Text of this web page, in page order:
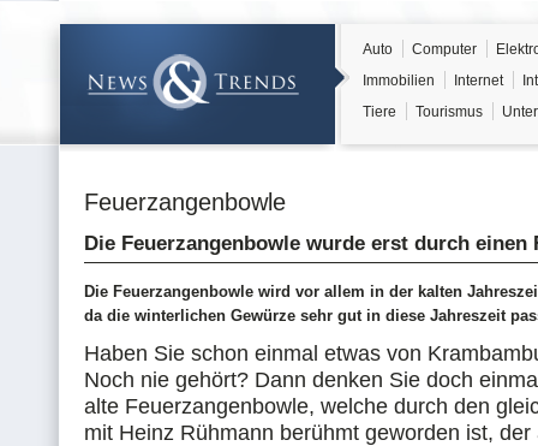
Auto Computer
Immobilien
Internet
Tiere
Tourismus
Feuerzangenbowle
Die Feuerzangenbowle wurde erst durch einen
Die Feuerzangenbowle wird vor allem in der kalten
da die winterlichen Gewürze sehr gut in diese Jahreszeit
Haben Sie schon einmal etwas von
Noch nie gehört? Dann denken Sie doch
alte Feuerzangenbowle, welche durch den
mit Heinz Rühmann berühmt geworden ist, der